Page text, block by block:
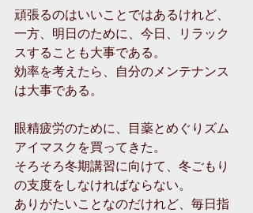
頑張るのはいいことではあるけれど、
一方、明日のために、今日、リラック
スすることも大事である。
効率を考えたら、自分のメンテナンス
は大事である。
眼精疲労のために、目薬とめぐりズム
アイマスクを買ってきた。
そろそろ冬期講習に向けて、冬ごもり
の支度をしなければならない。
ありがたいことなのだけれど、毎日指